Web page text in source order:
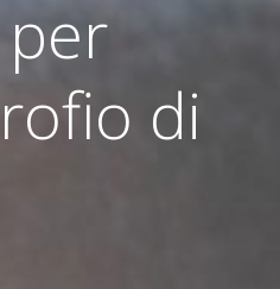
di